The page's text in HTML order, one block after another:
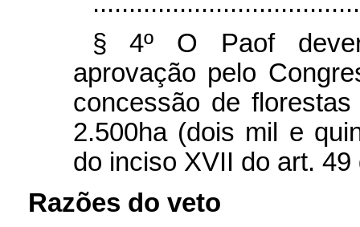
§ 4º O Paof
aprovação pelo
concessão de
2.500ha (dois mil e
do inciso XVII do art.
Razões do veto